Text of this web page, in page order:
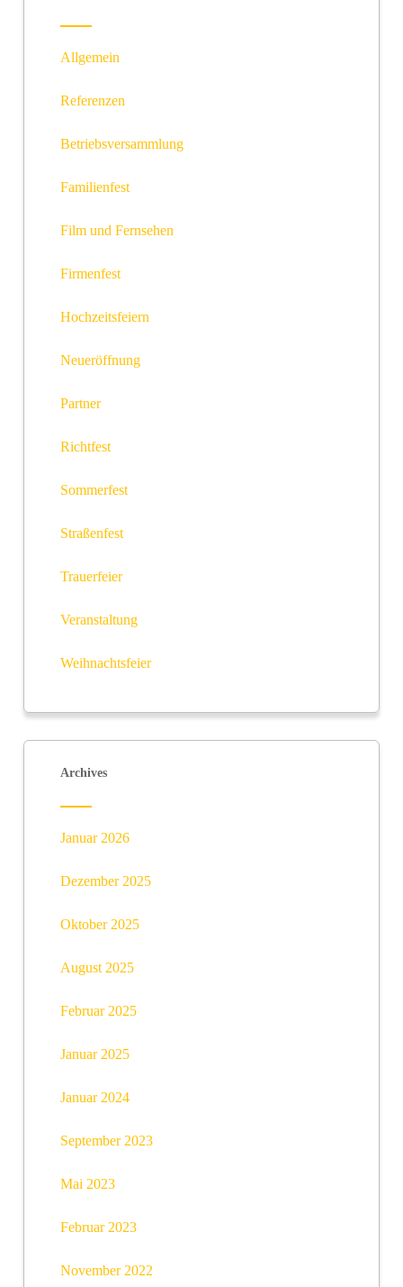
Allgemein
Referenzen
Betriebsversammlung
Familienfest
Film und Fernsehen
Firmenfest
Hochzeitsfeiern
Neueröffnung
Partner
Richtfest
Sommerfest
Straßenfest
Trauerfeier
Veranstaltung
Weihnachtsfeier
Archives
Januar 2026
Dezember 2025
Oktober 2025
August 2025
Februar 2025
Januar 2025
Januar 2024
September 2023
Mai 2023
Februar 2023
November 2022